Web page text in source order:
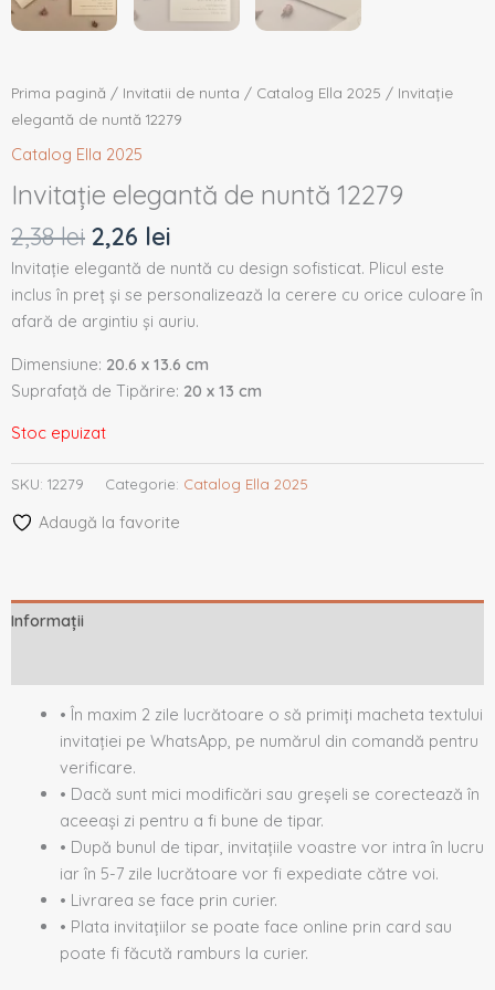
Prima pagină / Invitatii de nunta / Catalog Ella 2025 / Invitație
elegantă de nuntă 12279
Catalog Ella 2025
Invitație elegantă de nuntă 12279
2,38lei 2,26 lei
Invitație elegantă de nuntă cu design sofisticat. Plicul este
inclus în preț și se personalizează la cerere cu orice culoare în
afară de argintiu și auriu.
Dimensiune: 20.6 x 13.6 cm
Suprafață de Tipărire: 20 x 13 cm
Stoc epuizat
SKU: 12279 Categorie: Catalog Ella 2025
Adaugă la favorite
Informații
• În maxim 2 zile lucrătoare o să primiți macheta textului
invitației pe WhatsApp, pe numărul din comandă pentru
verificare.
• Dacă sunt mici modificări sau greșeli se corectează în
aceeași zi pentru a fi bune de tipar.
• După bunul de tipar, invitațiile voastre vor intra în lucru
iar în 5-7 zile lucrătoare vor fi expediate către voi.
• Livrarea se face prin curier.
• Plata invitațiilor se poate face online prin card sau
poate fi făcută ramburs la curier.